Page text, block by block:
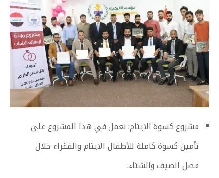
مشروع كسوة الايتام: نعمل في هذا المشروع على
تأمين كسوة كاملة للأطفال الايتام والفقراء خلال
فصل الصيف والشتاء.